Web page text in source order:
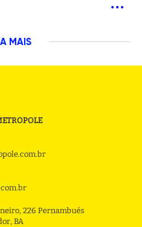
MAIS
226 Pernambués
BA